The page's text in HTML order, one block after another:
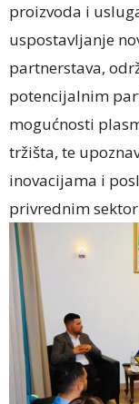
proizvoda i
uspostavljanje
partnerstava,
potencijalnim
mogućnosti
tržišta, te
inovacijama i
privrednim